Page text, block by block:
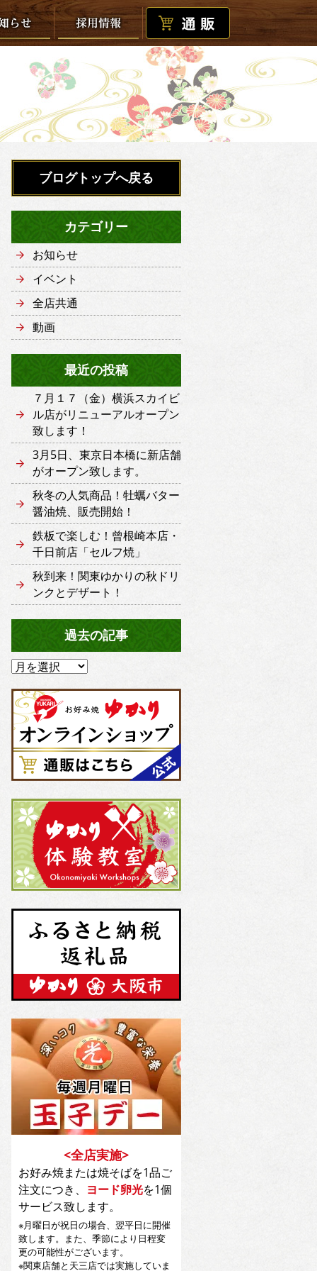
ブログトップへ戻る
カテゴリー
お知らせ
イベント
全店共通
動画
最近の投稿
７月１７（金）横浜スカイビ
ル店がリニューアルオープン
致します！
3月5日、東京日本橋に新店舗
がオープン致します。
秋冬の人気商品！牡蠣バター
醤油焼、販売開始！
鉄板で楽しむ！曾根崎本店・
千日前店「セルフ焼」
秋到来！関東ゆかりの秋ドリ
ンクとデザート！
過去の記事
過
の
記
事
<全店実施>
お好み焼または焼そばを1品ご
注文につき、 ヨード卵光を1個
サービス致します。
※月曜日が祝日の場合、翌平日に開催
致します。また、季節により日程変
更の可能性がございます。
※関東店舗と天三店では実施していま